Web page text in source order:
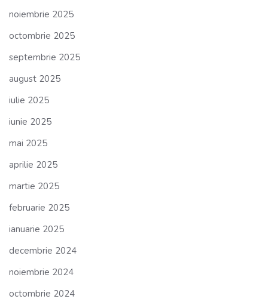
noiembrie 2025
octombrie 2025
septembrie 2025
august 2025
iulie 2025
iunie 2025
mai 2025
aprilie 2025
martie 2025
februarie 2025
ianuarie 2025
decembrie 2024
noiembrie 2024
octombrie 2024